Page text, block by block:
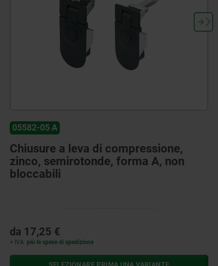
05582-05 A
Chiusure a leva di compressione,
zinco, semirotonde, forma A, non
bloccabili
da 17,25 €
+ IVA più le spese di spedizione
SELEZIONARE PRIMA UNA VARIANTE